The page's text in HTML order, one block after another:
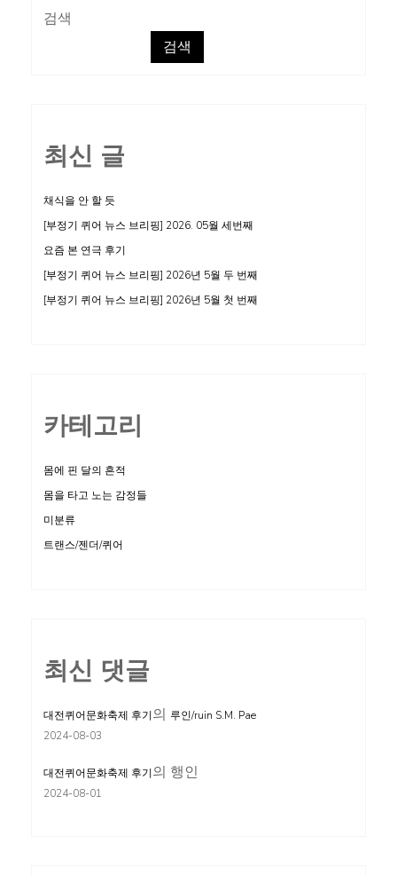
검색
검색
최신 글
채식을 안 할 듯
[부정기 퀴어 뉴스 브리핑] 2026. 05월 세번째
요즘 본 연극 후기
[부정기 퀴어 뉴스 브리핑] 2026년 5월 두 번째
[부정기 퀴어 뉴스 브리핑] 2026년 5월 첫 번째
카테고리
몸에 핀 달의 흔적
몸을 타고 노는 감정들
미분류
트랜스/젠더/퀴어
최신 댓글
대전퀴어문화축제 후기의 루인/ruin S.M. Pae
2024-08-03
대전퀴어문화축제 후기의 행인
2024-08-01